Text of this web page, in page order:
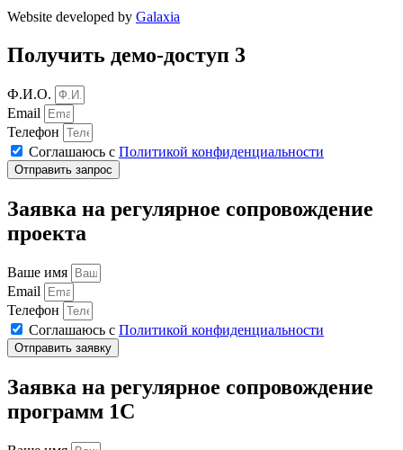
Website developed by Galaxia
Получить демо-доступ 3
Ф.И.О.
Email
Телефон
Соглашаюсь с Политикой конфиденциальности
Отправить запрос
Заявка на регулярное сопровождение
проекта
Ваше имя
Email
Телефон
Соглашаюсь с Политикой конфиденциальности
Отправить заявку
Заявка на регулярное сопровождение
программ 1С